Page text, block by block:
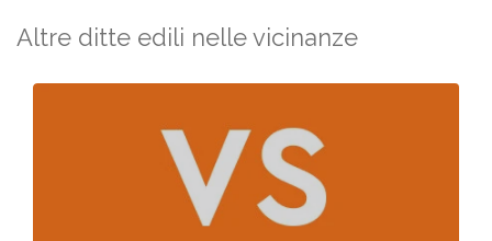
Altre ditte edili nelle vicinanze